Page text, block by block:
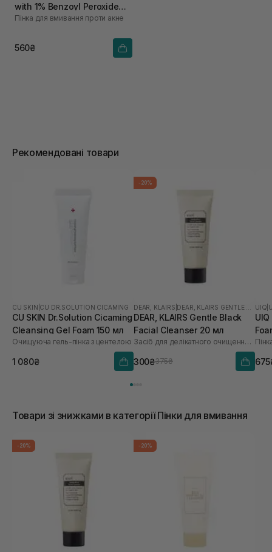
with 1% Benzoyl Peroxide
100 мл
Пінка для вмивання проти акне
560₴
Рекомендовані товари
CU SKIN CU DR.SOLUTION CICAMING
CU SKIN Dr.Solution Cicaming
Cleansing Gel Foam 150 мл
Очищуюча гель-пінка з центелою
1 080₴
-20%
DEAR, KLAIRS DEAR, KLAIRS GENTLE BLACK
DEAR, KLAIRS Gentle Black
Facial Cleanser 20 мл
Засіб для делікатного очищення обличчя
300₴375₴
UIQ
Товари зі знижками в категорії Пінки для вмивання
-20% -20%